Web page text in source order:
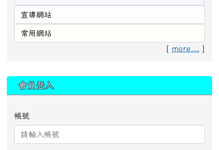
[ more... ]
會員登入
帳號